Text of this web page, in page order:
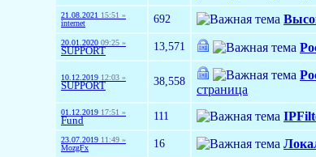
21.08.2021 15:51 »
internet
692
20.01.2020 09:25 »
SUPPORT 13,571
10.12.2019 12:03 »
SUPPORT 38,558
страница
01.12.2019 17:51 »
Fund 111
23.07.2019 11:49 »
MozgFx
16